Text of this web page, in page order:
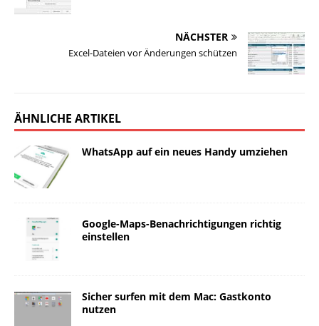
NÄCHSTER
Excel-Dateien vor Änderungen schützen
ÄHNLICHE ARTIKEL
WhatsApp auf ein neues Handy umziehen
Google-Maps-Benachrichtigungen richtig
einstellen
Sicher surfen mit dem Mac: Gastkonto
nutzen